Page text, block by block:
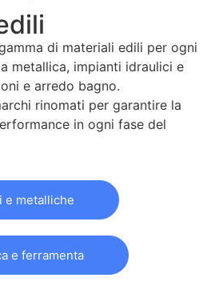
di materiali edili per ogni
metallica, impianti idraulici e
e arredo bagno.
rinomati per garantire la
in ogni fase del
e metalliche
e ferramenta